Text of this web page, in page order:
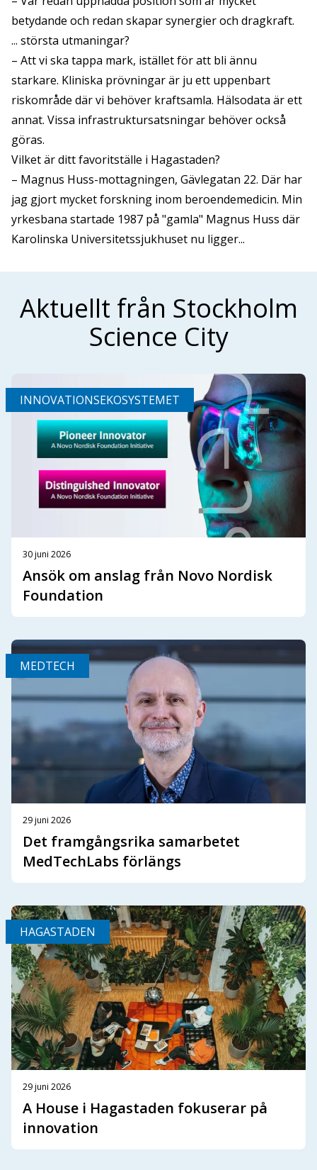
betydande och redan skapar synergier och dragkraft.
... största utmaningar?
– Att vi ska tappa mark, istället för att bli ännu
starkare. Kliniska prövningar är ju ett uppenbart
riskområde där vi behöver kraftsamla. Hälsodata är ett
annat. Vissa infrastruktursatsningar behöver också
göras.
Vilket är ditt favoritställe i Hagastaden?
– Magnus Huss-mottagningen, Gävlegatan 22. Där har
jag gjort mycket forskning inom beroendemedicin. Min
yrkesbana startade 1987 på "gamla" Magnus Huss där
Karolinska Universitetssjukhuset nu ligger...
Aktuellt från Stockholm
Science City
INNOVATIONSEKOSYSTEMET
30 juni 2026
Ansök om anslag från Novo Nordisk
Foundation
MEDTECH
29 juni 2026
Det framgångsrika samarbetet
MedTechLabs förlängs
HAGASTADEN
29 juni 2026
A House i Hagastaden fokuserar på
innovation